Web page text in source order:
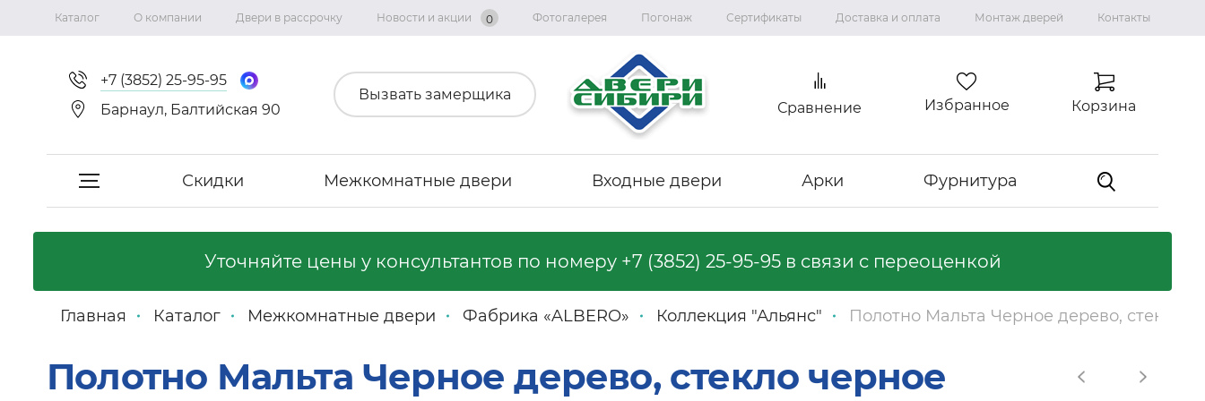
Каталог О компании Двери в рассрочку Новости и акции 0 Фотогалерея Погонаж Сертификаты Доставка и оплата Монтаж дверей Контакты
+7 (3852) 25-95-95
Барнаул, Балтийская 90
Вызвать замерщика
Сравнение Избранное Корзина
Скидки Межкомнатные двери Входные двери Арки Фурнитура
Межкомнатные двери
Фабрика «Двери Точка.ру»
Коллекция «Графика»
Коллекция «Империя»
Коллекция «Геометрия Эмаль»
Коллекция «Вест»
Коллекция "ВИЛЛА"
Ламинированные двери
Ликвидация коллекций
Входные двери с терморазрывом
Уточняйте цены у консультантов по номеру +7 (3852) 25-95-95в связи с переоценкой
Главная Каталог Межкомнатные двери Фабрика «ALBERO» Коллекция "Альянс" Полотно Мальта Черное дерево, стекло
Полотно Мальта Черное дерево, стекло черное